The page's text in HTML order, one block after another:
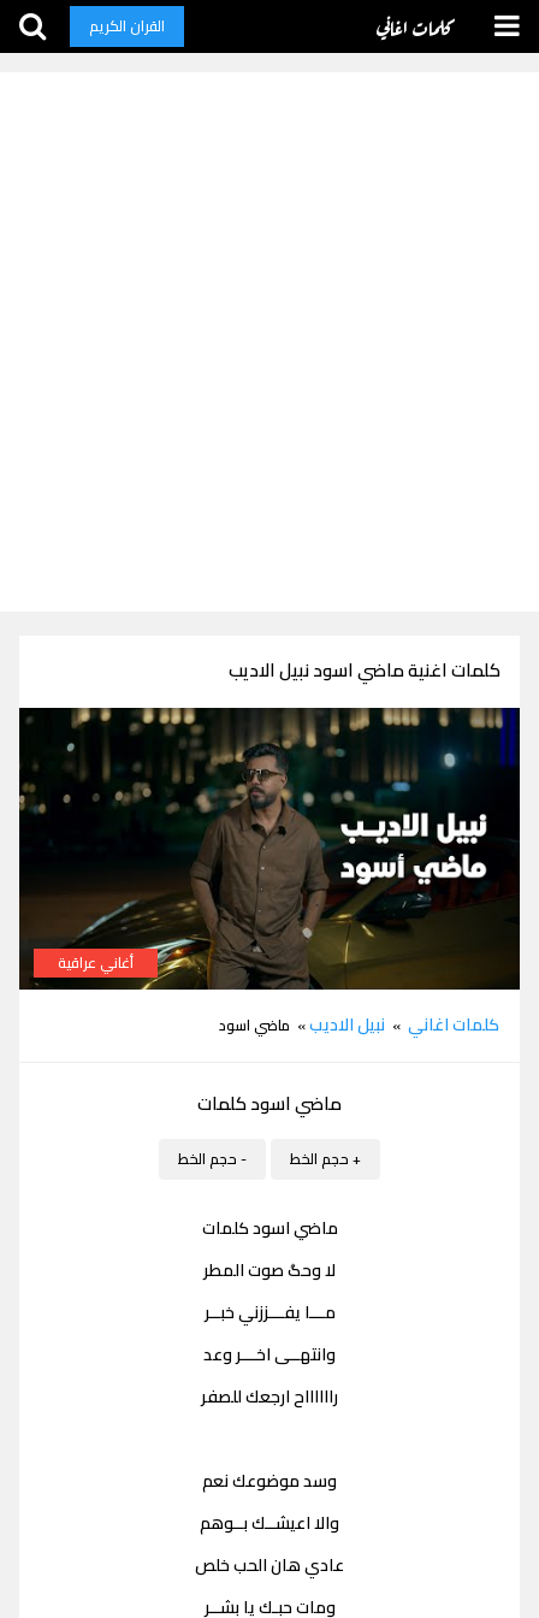
كلمات اغاني القران الكريم
كلمات اغنية ماضي اسود نبيل الاديب
أغاني عراقية
كلمات اغاني » نبيل الاديب» ماضي اسود
ماضي اسود كلمات
+ حجم الخط - حجم الخط
ماضي اسود كلمات
لا وحگ صوت المطر
مـــا يفـــززني خبــر
وانتهــى اخـــر وعد
رااااااح ارجعك للصفر
وسد موضوعك نعم
والا اعيشــك بــوهم
عادي هان الحب خلص
ومات حبـك يا بشــر